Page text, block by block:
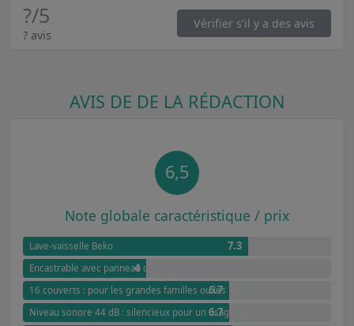
?/5
? avis
Vérifier s'il y a des avis
AVIS DE DE LA RÉDACTION
6,5
Note globale caractéristique / prix
Lave-vaisselle Beko 7.3
Encastrable avec panneau de commande apparent : intégration
4
16 couverts : pour les grandes familles ou les réceptions
6.7
Niveau sonore 44 dB : silencieux pour un usage quotidien
6.7